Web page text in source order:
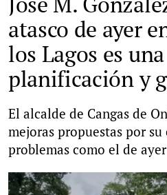
atasco de ayer
los Lagos es
planificación y
El alcalde de Cangas de
mejoras propuestas por
problemas como el de ayer